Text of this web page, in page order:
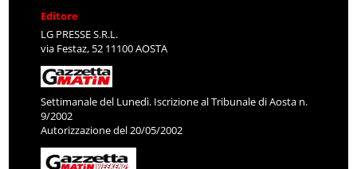
Editore
LG PRESSE S.R.L.
via Festaz, 52 11100 AOSTA
Settimanale del Lunedì. Iscrizione al Tribunale di Aosta n.
9/2002
Autorizzazione del 20/05/2002